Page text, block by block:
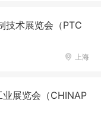
技术展览会（PTC
上海
展览会（CHINAP